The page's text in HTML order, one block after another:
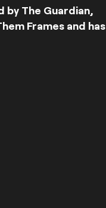
by The Guardian,
Frames and has